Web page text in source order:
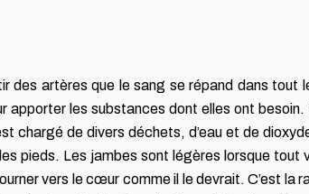
des artères que le sang se répand dans tout
les substances dont elles ont
chargé de divers déchets, d’eau et de
pieds. Les jambes sont légères lorsque tout
vers le cœur comme il le devrait. C’est la